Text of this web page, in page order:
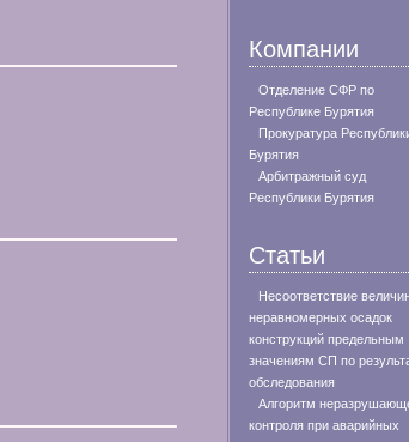
Компании
Отделение СФР по
Республике Бурятия
Прокуратура
Бурятия
Арбитражный суд
Республики Бурятия
Статьи
Несоответствие
неравномерных осадок
конструкций предельным
значениям СП по
обследования
Алгоритм
контроля при аварийных